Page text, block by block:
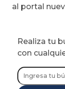
al portal
Realiza tu
con